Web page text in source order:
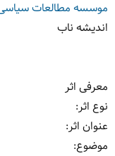
موسسه مطالعات
اندیشه ناب
معرفی اثر
نوع اثر:
عنوان اثر:
موضوع: